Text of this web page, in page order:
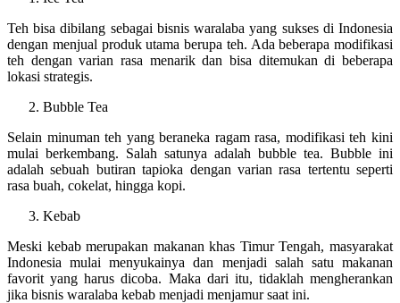
Teh bisa dibilang sebagai bisnis waralaba yang sukses di Indonesia
dengan menjual produk utama berupa teh. Ada beberapa modifikasi
teh dengan varian rasa menarik dan bisa ditemukan di beberapa
lokasi strategis.
Bubble Tea
Selain minuman teh yang beraneka ragam rasa, modifikasi teh kini
mulai berkembang. Salah satunya adalah bubble tea. Bubble ini
adalah sebuah butiran tapioka dengan varian rasa tertentu seperti
rasa buah, cokelat, hingga kopi.
Kebab
Meski kebab merupakan makanan khas Timur Tengah, masyarakat
Indonesia mulai menyukainya dan menjadi salah satu makanan
favorit yang harus dicoba. Maka dari itu, tidaklah mengherankan
jika bisnis waralaba kebab menjadi menjamur saat ini.